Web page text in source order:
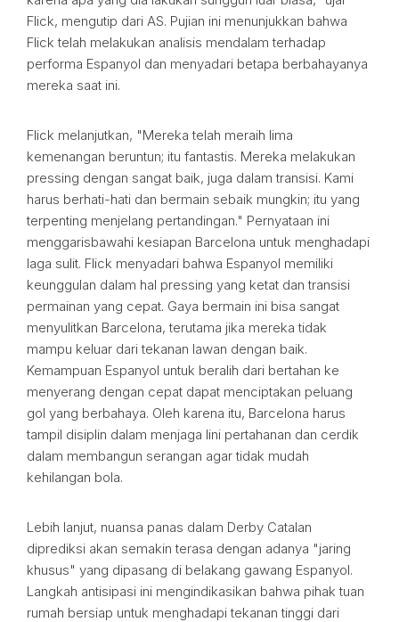
Flick, mengutip dari AS. Pujian ini menunjukkan bahwa
Flick telah melakukan analisis mendalam terhadap
performa Espanyol dan menyadari betapa berbahayanya
mereka saat ini.
Flick melanjutkan, "Mereka telah meraih lima
kemenangan beruntun; itu fantastis. Mereka melakukan
pressing dengan sangat baik, juga dalam transisi. Kami
harus berhati-hati dan bermain sebaik mungkin; itu yang
terpenting menjelang pertandingan." Pernyataan ini
menggarisbawahi kesiapan Barcelona untuk menghadapi
laga sulit. Flick menyadari bahwa Espanyol memiliki
keunggulan dalam hal pressing yang ketat dan transisi
permainan yang cepat. Gaya bermain ini bisa sangat
menyulitkan Barcelona, terutama jika mereka tidak
mampu keluar dari tekanan lawan dengan baik.
Kemampuan Espanyol untuk beralih dari bertahan ke
menyerang dengan cepat dapat menciptakan peluang
gol yang berbahaya. Oleh karena itu, Barcelona harus
tampil disiplin dalam menjaga lini pertahanan dan cerdik
dalam membangun serangan agar tidak mudah
kehilangan bola.
Lebih lanjut, nuansa panas dalam Derby Catalan
diprediksi akan semakin terasa dengan adanya "jaring
khusus" yang dipasang di belakang gawang Espanyol.
Langkah antisipasi ini mengindikasikan bahwa pihak tuan
rumah bersiap untuk menghadapi tekanan tinggi dari